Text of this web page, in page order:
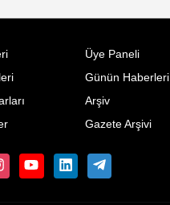
Üye Paneli
Günün Haberleri
Arşiv
Gazete Arşivi